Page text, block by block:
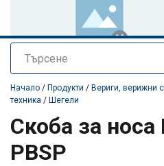
Търсене
е добавен към вашето запитване
Начало / Продукти / Вериги, верижни
техника / Шегели
Скоба за носа
PBSP